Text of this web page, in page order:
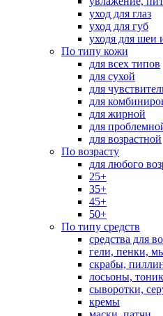
уход для глаз
уход для губ
уходя для шеи
По типу кожи
для всех типов
для сухой
для
для
для жирной
для
для возрастной
По возрасту
для любого
25+
35+
45+
50+
По типу средств
средства для
гели, пенки,
скрабы,
лосьоны,
сыворотки,
кремы